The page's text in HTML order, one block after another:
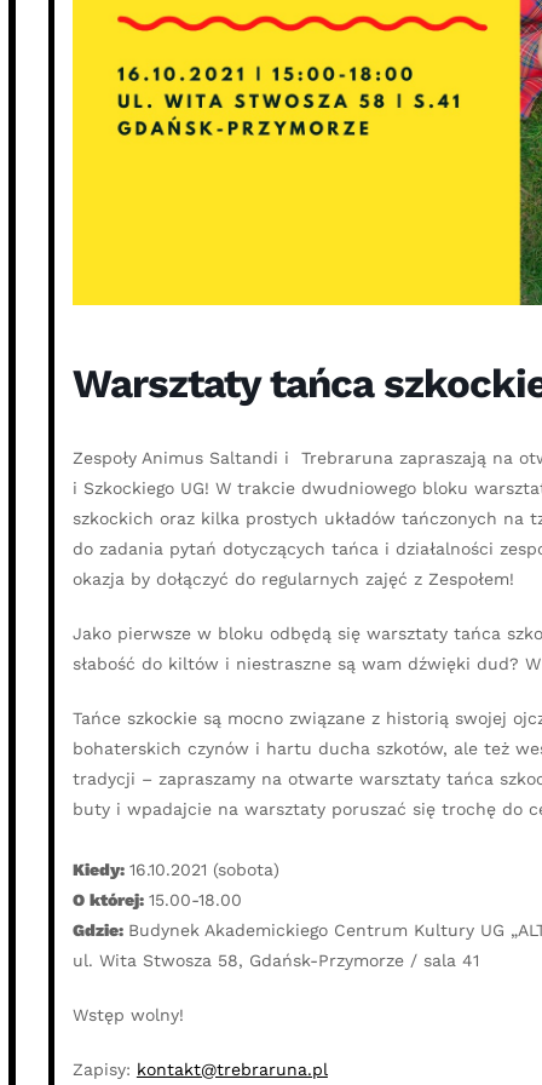
Warsztaty tańca
Zespoły Animus Saltandi i Trebraruna zapraszają na
i Szkockiego UG! W trakcie dwudniowego bloku
szkockich oraz kilka prostych układów tańczonych
do zadania pytań dotyczących tańca i działalności
okazja by dołączyć do regularnych zajęć z Zespołem!
Jako pierwsze w bloku odbędą się warsztaty tańca
słabość do kiltów i niestraszne są wam dźwięki dud?
Tańce szkockie są mocno związane z historią swojej
bohaterskich czynów i hartu ducha szkotów, ale też
tradycji – zapraszamy na otwarte warsztaty tańca
buty i wpadajcie na warsztaty poruszać się trochę do
Kiedy: 16.10.2021 (sobota)
O której: 15.00-18.00
Gdzie: Budynek Akademickiego Centrum Kultury UG
ul. Wita Stwosza 58, Gdańsk-Przymorze / sala 41
Wstęp wolny!
Zapisy: kontakt@trebraruna.pl